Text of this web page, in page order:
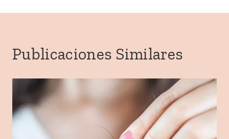
Publicaciones Similares